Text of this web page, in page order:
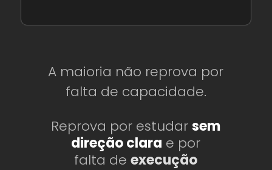
A maioria não reprova por
falta de capacidade.
Reprova por estudarsem
direção clara e por
falta deexecução